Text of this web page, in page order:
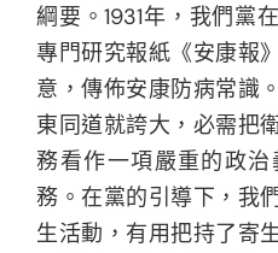
綱要。1931年，我們黨
專門研究報紙《安康報
意，傳佈安康防病常識
東同道就誇大，必需把
務看作一項嚴重的政
務。在黨的引導下，我
生活動，有用把持了寄